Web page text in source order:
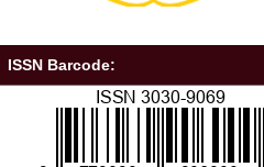
ISSN Barcode: